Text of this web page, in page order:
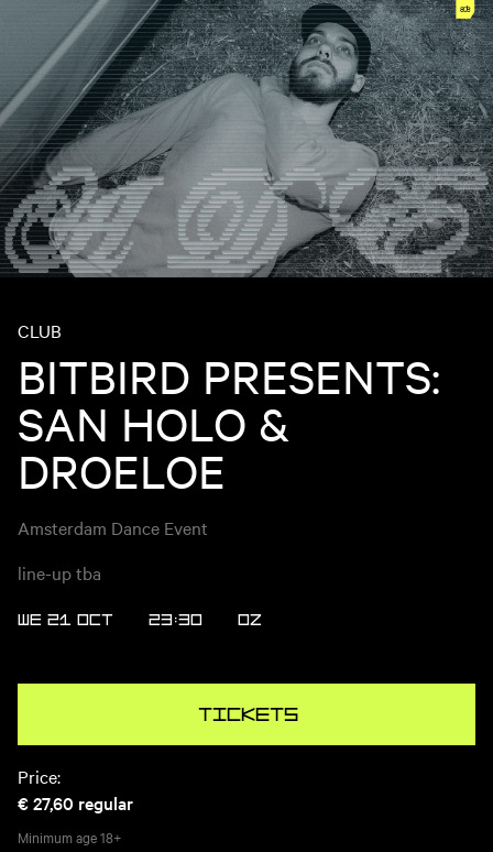
CLUB
BITBIRD PRESENTS:
SAN HOLO &
DROELOE
Amsterdam Dance Event
line-up tba
WE 21 OCT 23:30 OZ
Tickets
Price:
€ 27,60 regular
Minimum age18+